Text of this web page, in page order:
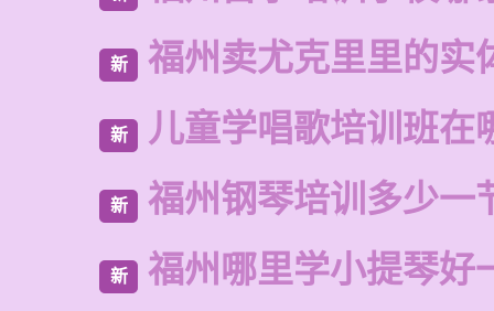
新 福州卖尤克里里的实
新 儿童学唱歌培训班在
新 福州钢琴培训多少一
新 福州哪里学小提琴好